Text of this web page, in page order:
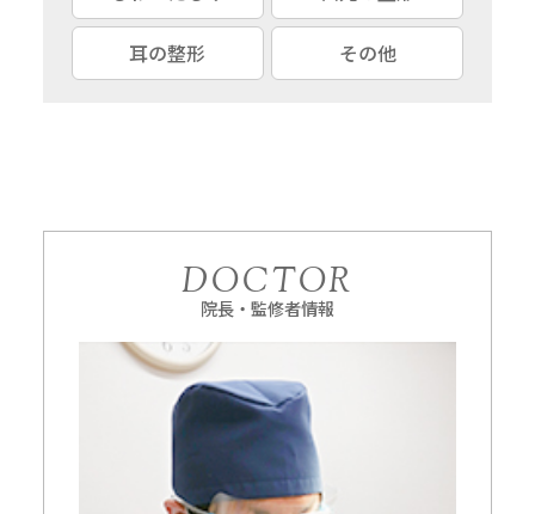
耳の整形 その他
DOCTOR
院長・監修者情報